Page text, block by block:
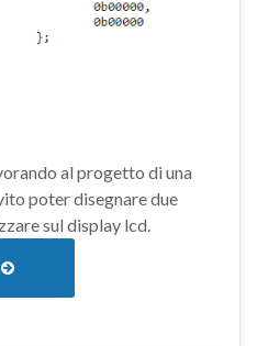
al progetto di una
poter disegnare due
sul display lcd.